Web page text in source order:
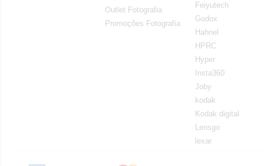
Outlet Fotografia
Promoções Fotografia
Feiyutech
Godox
Hahnel
HPRC
Hyper
Insta360
Joby
kodak
Kodak digital
Lensgo
lexar